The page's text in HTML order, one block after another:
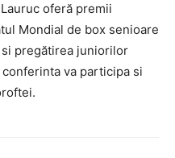
oferă premii
Mondial de box senioare
pregătirea juniorilor
va participa si